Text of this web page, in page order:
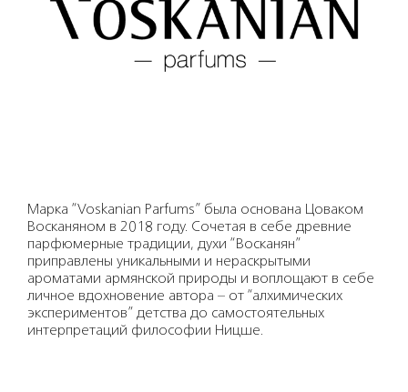
Марка “Voskanian Parfums” была основана Цоваком
Восканяном в 2018 году. Сочетая в себе древние
парфюмерные традиции, духи “Восканян”
приправлены уникальными и нераскрытыми
ароматами армянской природы и воплощают в себе
личное вдохновение автора – от “алхимических
экспериментов” детства до самостоятельных
интерпретаций философии Ницше.